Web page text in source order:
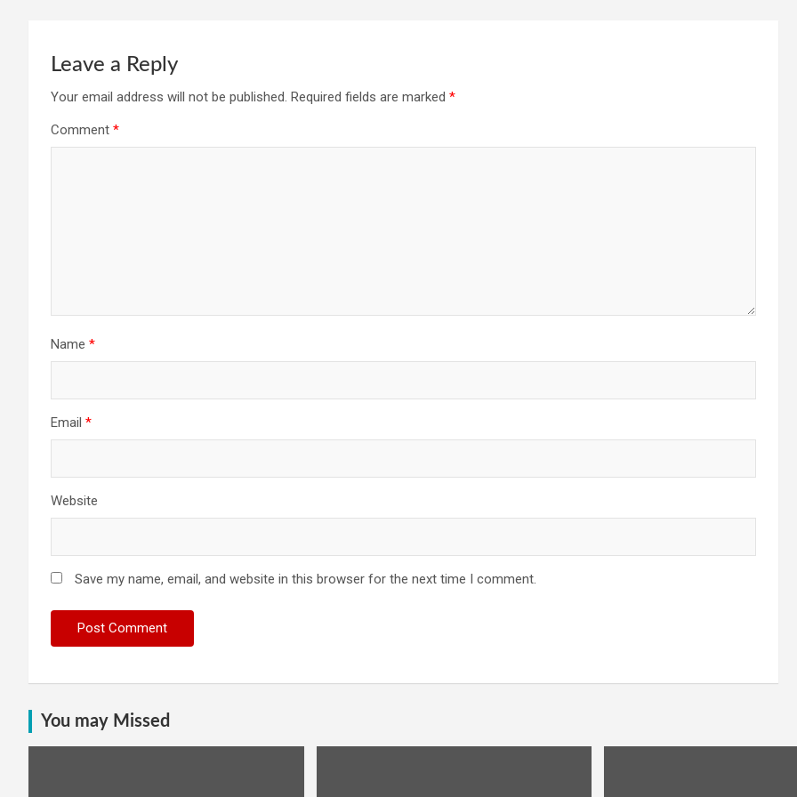
Leave a Reply
Your email address will not be published. Required fields are marked *
Comment *
Name *
Email *
Website
Save my name, email, and website in this browser for the next time I comment.
You may Missed